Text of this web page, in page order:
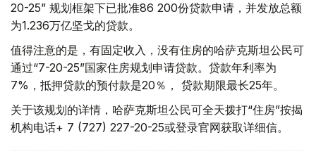
20-25” 规划框架下已批准86 200份贷款申请，并发放总额
为1.236万亿坚戈的贷款。
值得注意的是，有固定收入，没有住房的哈萨克斯坦公民可
通过“7-20-25”国家住房规划申请贷款。贷款年利率为
7%，抵押贷款的预付款是20％， 贷款期限最长25年。
关于该规划的详情，哈萨克斯坦公民可全天拨打“住房”按揭
机构电话+ 7 (727) 227-20-25或登录官网获取详细信。